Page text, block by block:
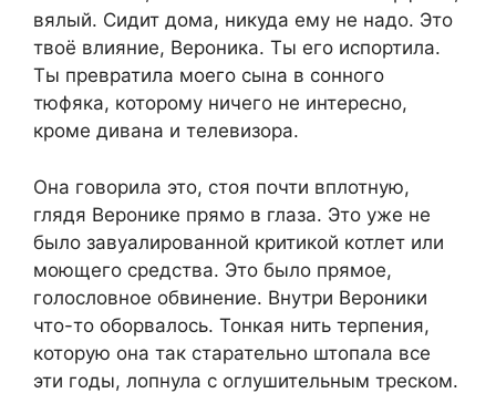
вялый. Сидит дома, никуда ему не надо. Это
твоё влияние, Вероника. Ты его испортила.
Ты превратила моего сына в сонного
тюфяка, которому ничего не интересно,
кроме дивана и телевизора.
Она говорила это, стоя почти вплотную,
глядя Веронике прямо в глаза. Это уже не
было завуалированной критикой котлет или
моющего средства. Это было прямое,
голословное обвинение. Внутри Вероники
что-то оборвалось. Тонкая нить терпения,
которую она так старательно штопала все
эти годы, лопнула с оглушительным треском.